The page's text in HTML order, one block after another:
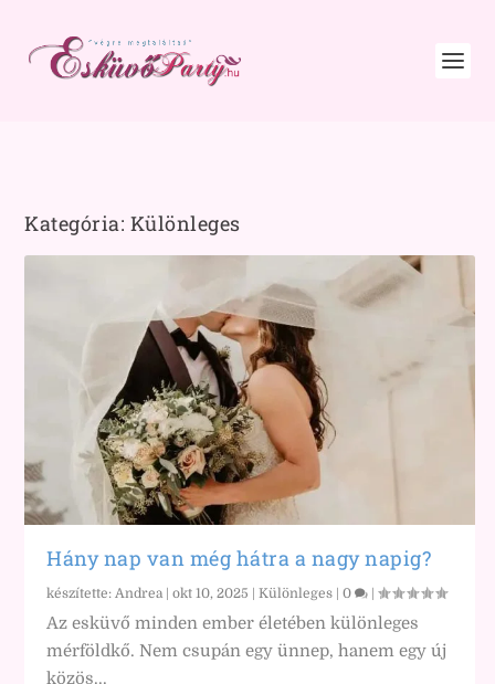
Kategória: Különleges
Hány nap van még hátra a nagy napig?
készítette:Andrea |okt 10, 2025 |Különleges |0 |
Az esküvő minden ember életében különleges
mérföldkő. Nem csupán egy ünnep, hanem egy új
közös...